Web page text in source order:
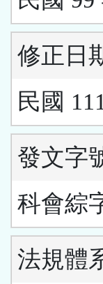
修正日
民國
發文字
科會綜
法規體